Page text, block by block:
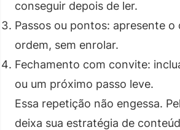
conseguir depois de ler.
Passos ou pontos: apresente o
ordem, sem enrolar.
Fechamento com convite:
ou um próximo passo leve.
Essa repetição não engessa.
deixa sua estratégia de